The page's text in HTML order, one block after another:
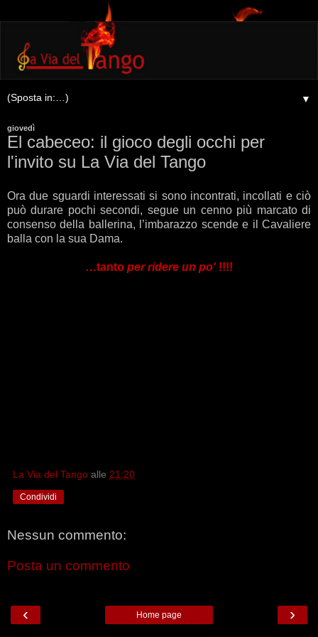
▼
giovedì
El cabeceo: il gioco degli occhi per
l'invito su La Via del Tango
Ora due sguardi interessati si sono incontrati, incollati e ciò
può durare pochi secondi, segue un cenno più marcato di
consenso della ballerina, l’imbarazzo scende e il Cavaliere
balla con la sua Dama.
…tanto per ridere un po'!!!!
La Via del Tango alle 21:20
Condividi
Nessun commento:
Posta un commento
‹ ›
Home page